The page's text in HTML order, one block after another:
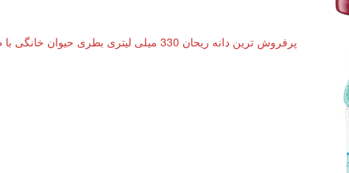
پرفروش ترین دانه ریحان 330 میلی لیتری بطری حیوان خانگی با طعم میوه مخلوط